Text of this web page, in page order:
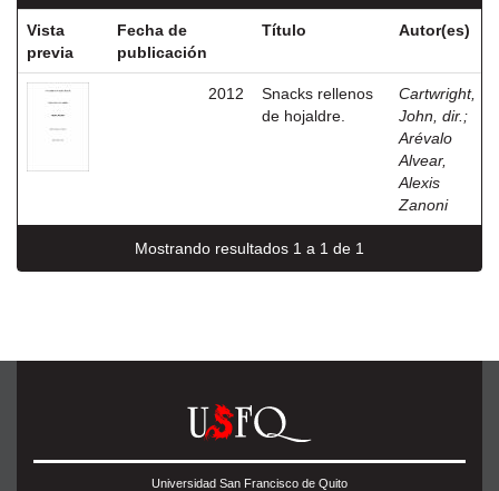
Vista
previa
Fecha de
publicación
Título Autor(es)
2012
Snacks rellenos
de hojaldre.
Cartwright,
John, dir. ;
Arévalo
Alvear,
Alexis
Zanoni
Mostrando resultados 1 a 1 de 1
Universidad San Francisco de Quito